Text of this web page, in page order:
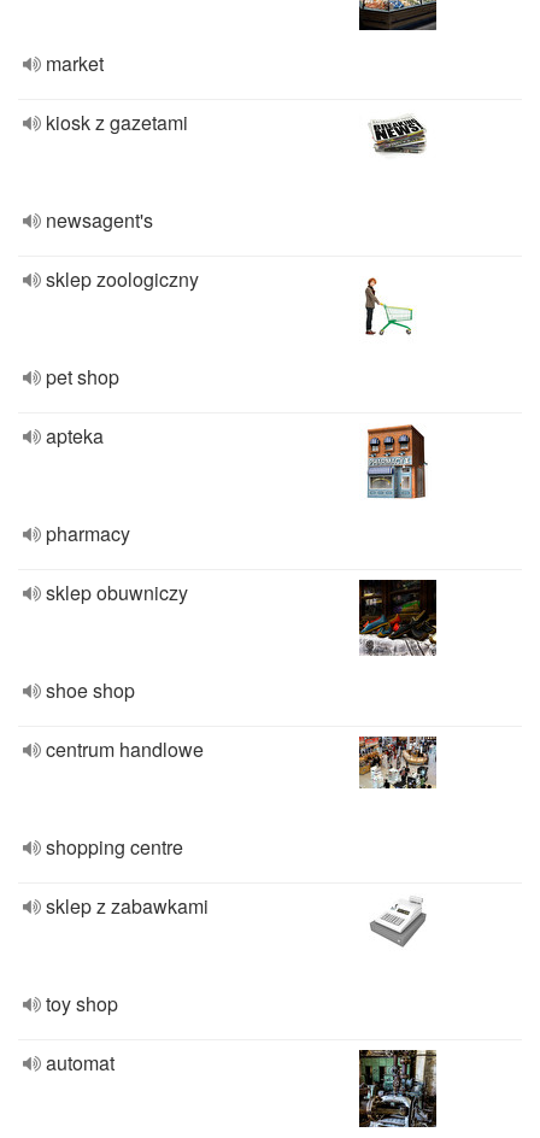
market
kiosk z gazetami
newsagent's
sklep zoologiczny
pet shop
apteka
pharmacy
sklep obuwniczy
shoe shop
centrum handlowe
shopping centre
sklep z zabawkami
toy shop
automat